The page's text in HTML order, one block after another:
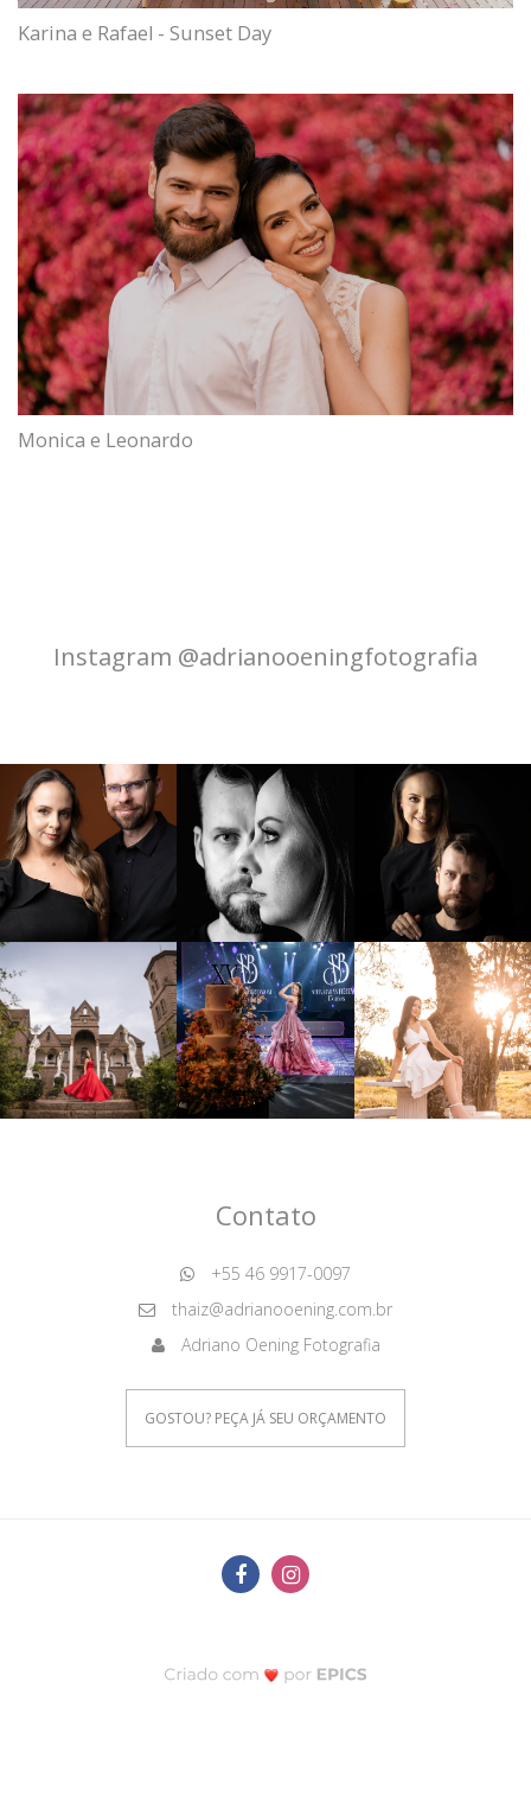
Karina e Rafael - Sunset Day
Monica e Leonardo
Instagram @adrianooeningfotografia
Contato
+55 46 9917-0097
thaiz@adrianooening.com.br
Adriano Oening Fotografia
GOSTOU? PEÇA JÁ SEU ORÇAMENTO